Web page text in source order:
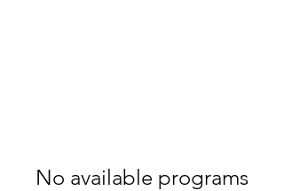
No available programs